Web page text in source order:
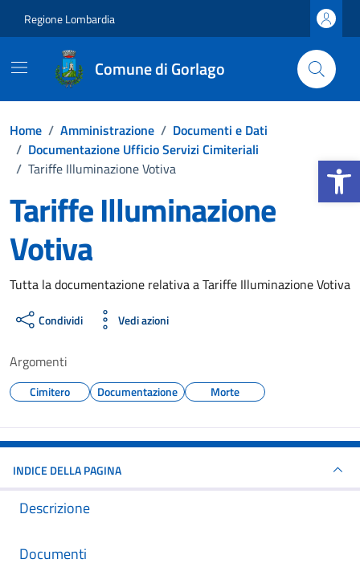
Apri la
Regione Lombardia
Comune di Gorlago
Home / Amministrazione / Documenti e Dati
/ Documentazione Ufficio Servizi Cimiteriali
/ Tariffe Illuminazione Votiva
Tariffe Illuminazione
Votiva
Dettagli del documento
Tutta la documentazione relativa a Tariffe Illuminazione Votiva
Condividi Vedi azioni
Argomenti
Cimitero Documentazione Morte
INDICE DELLA PAGINA
Descrizione
Documenti